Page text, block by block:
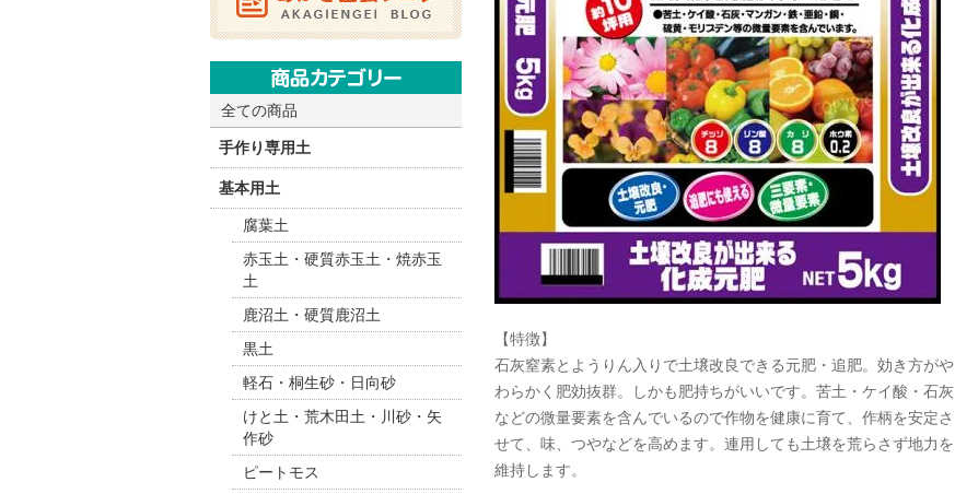
【特徴】
石灰窒素とようりん入りで土壌改良できる元肥・追肥。効き方がや
わらかく肥効抜群。しかも肥持ちがいいです。苦土・ケイ酸・石灰
などの微量要素を含んでいるので作物を健康に育て、作柄を安定さ
せて、味、つやなどを高めます。連用しても土壌を荒らさず地力を
維持します。
全ての商品
手作り専用土
基本用土
腐葉土
赤玉土・硬質赤玉土・焼赤玉
土
鹿沼土・硬質鹿沼土
黒土
軽石・桐生砂・日向砂
けと土・荒木田土・川砂・矢
作砂
ピートモス